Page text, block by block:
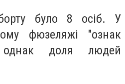
було 8 осіб. У
фюзеляжі "ознак
доля людей